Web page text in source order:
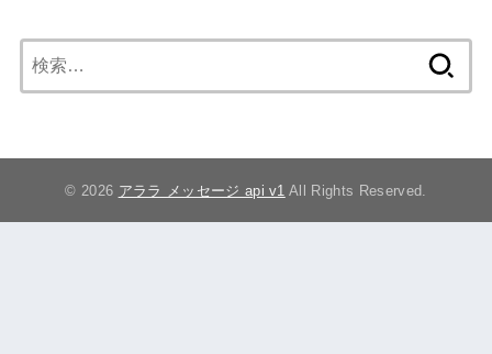
索:
© 2026 アララ メッセージ api v1 All Rights Reserved.